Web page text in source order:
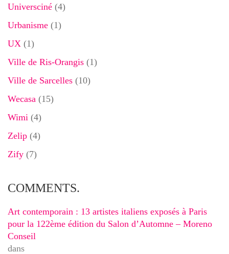
Universciné (4)
Urbanisme (1)
UX (1)
Ville de Ris-Orangis (1)
Ville de Sarcelles (10)
Wecasa (15)
Wimi (4)
Zelip (4)
Zify (7)
COMMENTS.
Art contemporain : 13 artistes italiens exposés à Paris
pour la 122ème édition du Salon d’Automne – Moreno
Conseil
dans